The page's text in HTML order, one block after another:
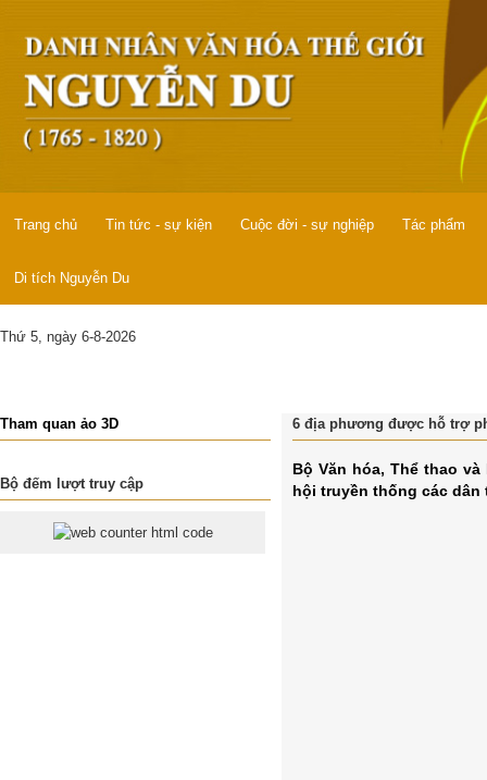
Trang chủ Tin tức - sự kiện Cuộc đời - sự nghiệp Tác phẩm
Di tích Nguyễn Du
Thứ 5, ngày 6-8-2026
Tham quan ảo 3D
Bộ đếm lượt truy cập
6 địa phương được hỗ trợ
Bộ Văn hóa, Thể thao
hội truyền thống các